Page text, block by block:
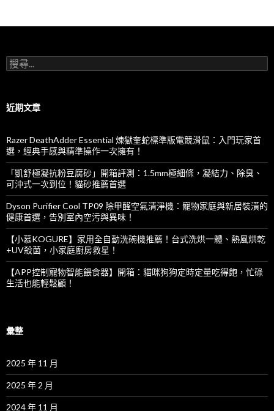
搜
尋
字
近期文章
Razer DeathAdder Essential 煉獄奎蛇標準版電競滑鼠：入門玩家首
選，經典手感與精準操作一次擁有！
「凱舒極凝抗粉豆腐砂」開箱評測：1.5mm極細條，凝結力、除臭、
可沖式一次到位！貓砂推薦首選
Dyson Purifier Cool TP09 除甲醛空氣清淨機：寵物家庭與新居裝潢的
健康首選，告別室內空污與異味！
【小慕KOGURE】家用全自動洗碗機推薦！台式洗烘一體、熱風烘乾
+UV殺菌，小家庭廚房救星！
【APP控制寵物智能餵食器】開箱：貓咪狗狗定時定量吃得飽，忙碌
生活也能輕鬆顧！
彙整
2025 年 11 月
2025 年 2 月
2024 年 11 月